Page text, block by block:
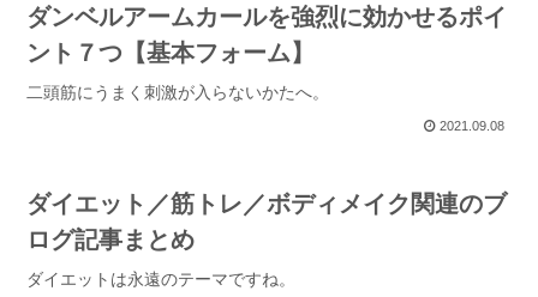
ダンベルアームカールを強烈に効かせるポイ
ント７つ【基本フォーム】
二頭筋にうまく刺激が入らないかたへ。
2021.09.08
ダイエット／筋トレ／ボディメイク関連のブ
ログ記事まとめ
ダイエットは永遠のテーマですね。